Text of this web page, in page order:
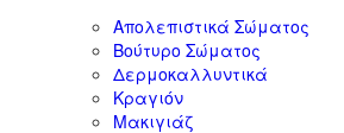
Απολεπιστικά Σώματος
Βούτυρο Σώματος
Δερμοκαλλυντικά
Κραγιόν
Μακιγιάζ